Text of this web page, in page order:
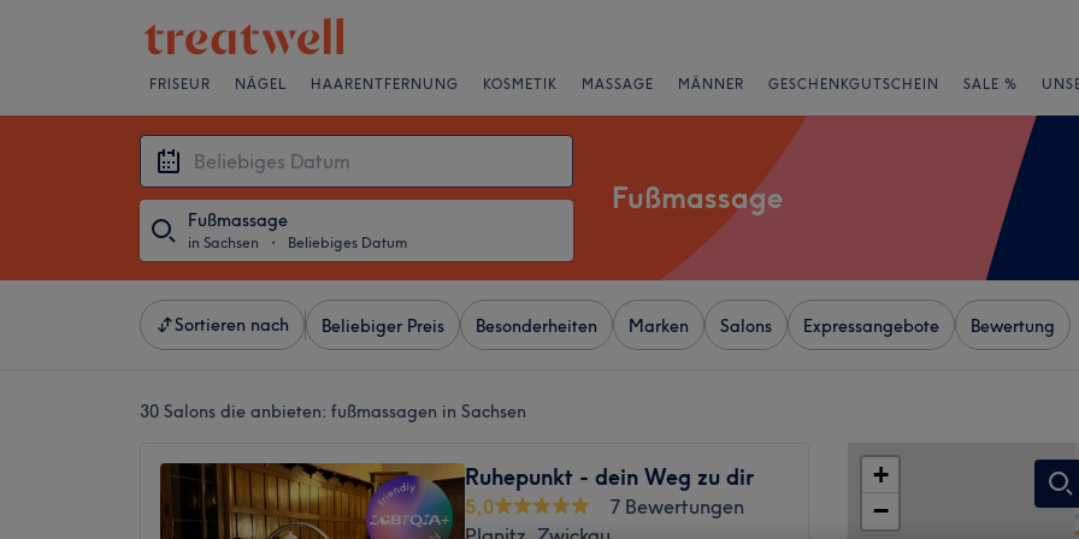
FRISEUR NÄGEL HAARENTFERNUNG KOSMETIK MASSAGE MÄNNER GESCHENKGUTSCHEIN SALE %
Fußmassage
in Sachsen ・ Beliebiges Datum
Fußmassage
Sortieren nach Beliebiger Preis Besonderheiten Marken Salons Expressangebote Bewertung
30 Salons die anbieten: fußmassagen in Sachsen
Ruhepunkt - dein Weg zu dir
5,0
7 Bewertungen
+
−